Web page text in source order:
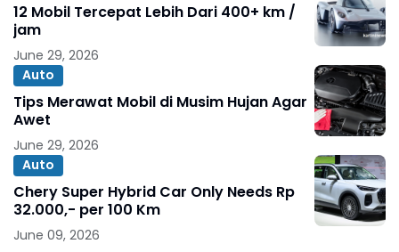
12 Mobil Tercepat Lebih Dari 400+ km /
jam
June 29, 2026
Auto
Tips Merawat Mobil di Musim Hujan Agar
Awet
June 29, 2026
Auto
Chery Super Hybrid Car Only Needs Rp
32.000,- per 100 Km
June 09, 2026